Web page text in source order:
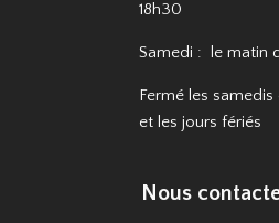
18h30
Samedi : le matin
Fermé les
et les jours fériés
Nous